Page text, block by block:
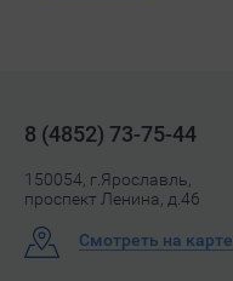
8 (4852) 73-75-44
150054, г.Ярославль,
проспект Ленина, д.46
Смотреть на карте